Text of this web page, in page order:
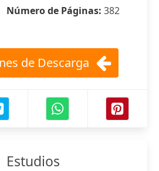
Número de Páginas: 382
de Descarga
Estudios